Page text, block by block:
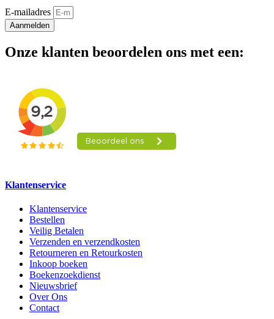
E-mailadres
Aanmelden
Onze klanten beoordelen ons met een:
Klantenservice
Klantenservice
Bestellen
Veilig Betalen
Verzenden en verzendkosten
Retourneren en Retourkosten
Inkoop boeken
Boekenzoekdienst
Nieuwsbrief
Over Ons
Contact